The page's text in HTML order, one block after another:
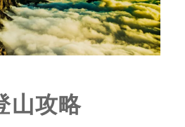
山攻略